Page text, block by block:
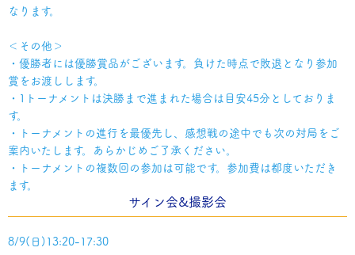
なります。
＜その他＞
・優勝者には優勝賞品がございます。負けた時点で敗退となり参加
賞をお渡しします。
・1トーナメントは決勝まで進まれた場合は目安45分としておりま
す。
・トーナメントの進行を最優先し、感想戦の途中でも次の対局をご
案内いたします。あらかじめご了承ください。
・トーナメントの複数回の参加は可能です。参加費は都度いただき
ます。
サイン会&撮影会
8/9(日)13:20-17:30